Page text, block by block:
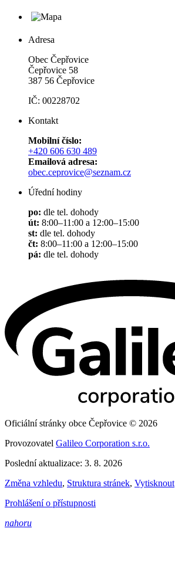
Adresa
Obec Čepřovice
Čepřovice 58
387 56 Čepřovice
IČ: 00228702
Kontakt
Mobilní číslo:
+420 606 630 489
Emailová adresa:
obec.ceprovice@seznam.cz
Úřední hodiny
po: dle tel. dohody
út: 8:00–11:00 a 12:00–15:00
st: dle tel. dohody
čt: 8:00–11:00 a 12:00–15:00
pá: dle tel. dohody
Oficiální stránky obce Čepřovice © 2026
Provozovatel Galileo Corporation s.r.o.
Poslední aktualizace: 3. 8. 2026
Změna vzhledu, Struktura stránek, Vytisknout
Prohlášení o přístupnosti
nahoru